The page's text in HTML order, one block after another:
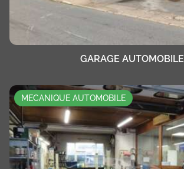
GARAGE AUTOMOBILE
MECANIQUE AUTOMOBILE